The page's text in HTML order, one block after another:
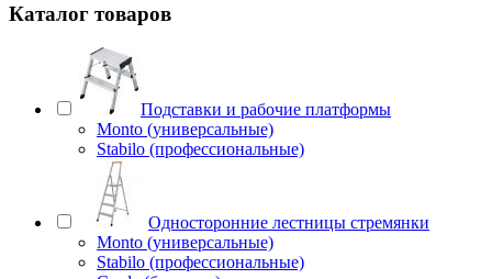
Каталог товаров
Подставки и рабочие платформы
Monto (универсальные)
Stabilo (профессиональные)
Односторонние лестницы стремянки
Monto (универсальные)
Stabilo (профессиональные)